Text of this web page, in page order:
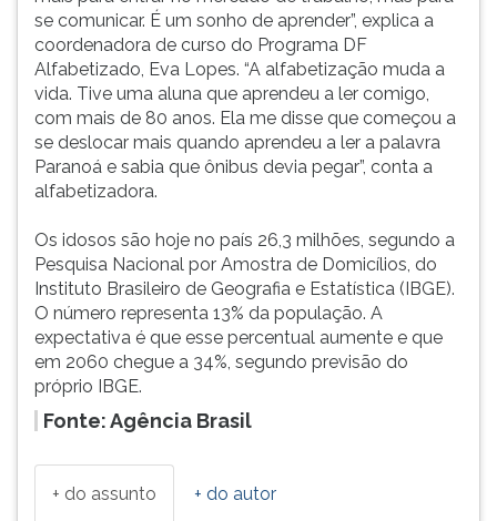
se comunicar. É um sonho de aprender”, explica a
coordenadora de curso do Programa DF
Alfabetizado, Eva Lopes. “A alfabetização muda a
vida. Tive uma aluna que aprendeu a ler comigo,
com mais de 80 anos. Ela me disse que começou a
se deslocar mais quando aprendeu a ler a palavra
Paranoá e sabia que ônibus devia pegar”, conta a
alfabetizadora.
Os idosos são hoje no país 26,3 milhões, segundo a
Pesquisa Nacional por Amostra de Domicílios, do
Instituto Brasileiro de Geografia e Estatística (IBGE).
O número representa 13% da população. A
expectativa é que esse percentual aumente e que
em 2060 chegue a 34%, segundo previsão do
próprio IBGE.
Fonte: Agência Brasil
+ do assunto + do autor